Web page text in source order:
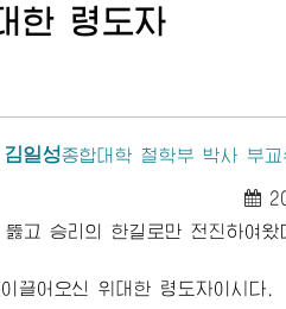
한 령도자
김일성종합대학 철학부 박사 부교
고 승리의 한길로만 전진하여왔
끌어오신 위대한 령도자이시다.